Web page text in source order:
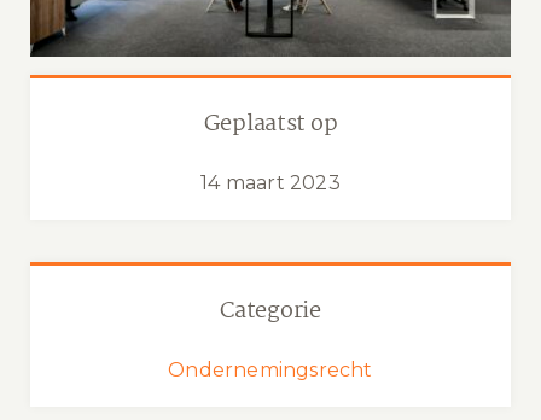
Categorie
Ondernemingsrecht
Geplaatst op
14 maart 2023